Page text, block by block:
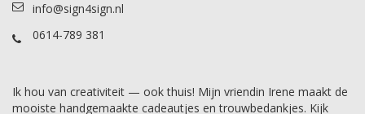
info@sign4sign.nl
0614-789 381
Ik hou van creativiteit — ook thuis! Mijn vriendin Irene maakt de
mooiste handgemaakte cadeautjes en trouwbedankjes. Kijk